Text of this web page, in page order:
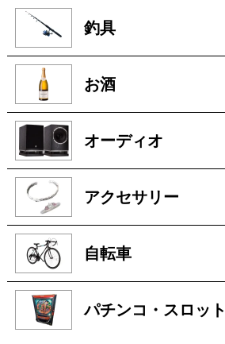
釣具
お酒
オーディオ
アクセサリー
自転車
パチンコ・スロット